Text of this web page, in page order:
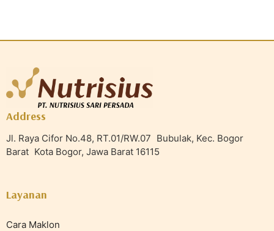
Address
Jl. Raya Cifor No.48, RT.01/RW.07 Bubulak, Kec. Bogor
Barat Kota Bogor, Jawa Barat 16115
Layanan
Cara Maklon